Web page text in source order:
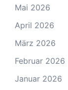
Mai 2026
April 2026
März 2026
Februar 2026
Januar 2026